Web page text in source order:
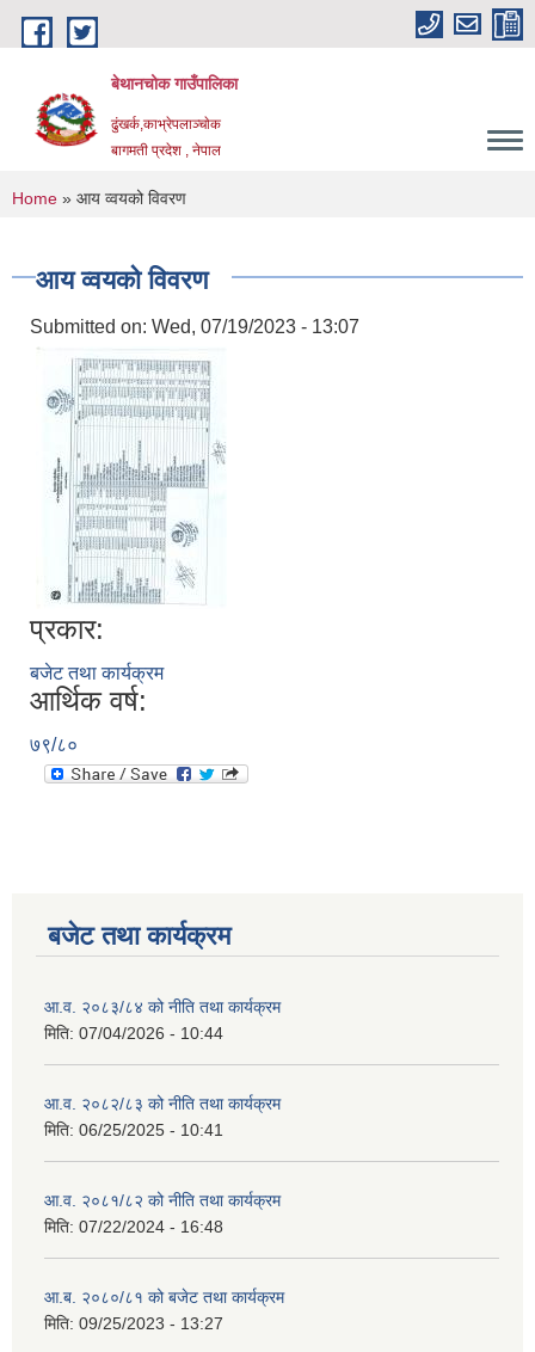
Skip to main content
बेथानचोक गाउँपालिका
ढुंखर्क,काभ्रेपलाञ्चाेक
बागमती प्रदेश , नेपाल
You are here
Home » आय व्वयको विवरण
आय व्वयको विवरण
Submitted on: Wed, 07/19/2023 - 13:07
प्रकार:
बजेट तथा कार्यक्रम
आर्थिक वर्ष:
७९/८०
बजेट तथा कार्यक्रम
आ.व. २०८३/८४ को नीति तथा कार्यक्रम
मिति: 07/04/2026 - 10:44
आ.व. २०८२/८३ को नीति तथा कार्यक्रम
मिति: 06/25/2025 - 10:41
आ.व. २०८१/८२ को नीति तथा कार्यक्रम
मिति: 07/22/2024 - 16:48
आ.ब. २०८०/८१ को बजेट तथा कार्यक्रम
मिति: 09/25/2023 - 13:27